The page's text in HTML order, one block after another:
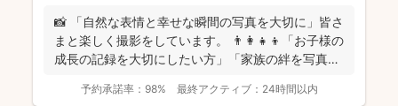
📸 「自然な表情と幸せな瞬間の写真を大切に」皆さ
まと楽しく撮影をしています。 👨‍👩‍👧‍👦「お子様の
成長の記録を大切にしたい方」「家族の絆を写真に
予約承諾率： 98% 最終アクティブ： 24時間以内